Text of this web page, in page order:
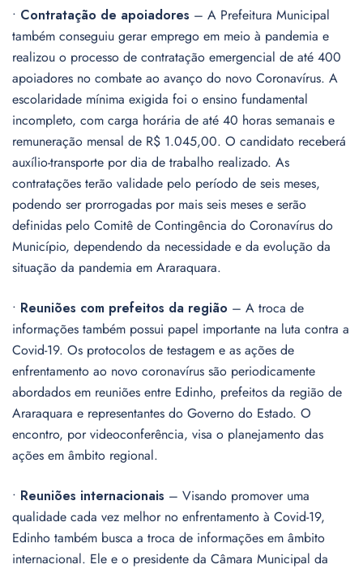
• Contratação de apoiadores – A Prefeitura Municipal
também conseguiu gerar emprego em meio à pandemia e
realizou o processo de contratação emergencial de até 400
apoiadores no combate ao avanço do novo Coronavírus. A
escolaridade mínima exigida foi o ensino fundamental
incompleto, com carga horária de até 40 horas semanais e
remuneração mensal de R$ 1.045,00. O candidato receberá
auxílio-transporte por dia de trabalho realizado. As
contratações terão validade pelo período de seis meses,
podendo ser prorrogadas por mais seis meses e serão
definidas pelo Comitê de Contingência do Coronavírus do
Município, dependendo da necessidade e da evolução da
situação da pandemia em Araraquara.
• Reuniões com prefeitos da região – A troca de
informações também possui papel importante na luta contra a
Covid-19. Os protocolos de testagem e as ações de
enfrentamento ao novo coronavírus são periodicamente
abordados em reuniões entre Edinho, prefeitos da região de
Araraquara e representantes do Governo do Estado. O
encontro, por videoconferência, visa o planejamento das
ações em âmbito regional.
• Reuniões internacionais – Visando promover uma
qualidade cada vez melhor no enfrentamento à Covid-19,
Edinho também busca a troca de informações em âmbito
internacional. Ele e o presidente da Câmara Municipal da